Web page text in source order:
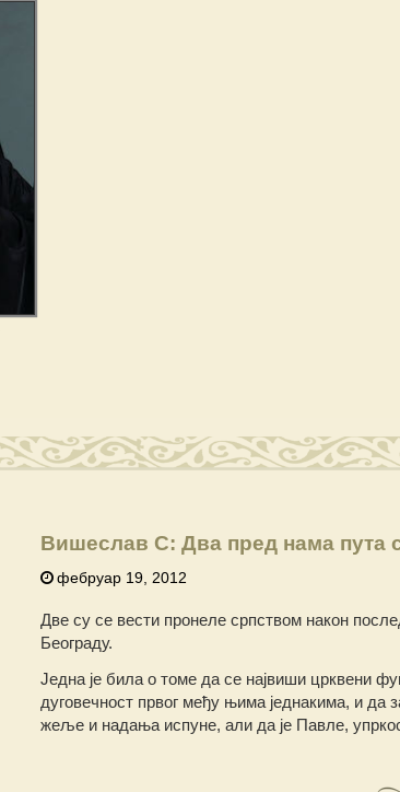
Вишеслав С: Два пред нама пута
фебруар 19, 2012
Две су се вести пронеле српством након
Београду.
Једна је била о томе да се највиши црквени
дуговечност првог међу њима једнакима, и да
жеље и надања испуне, али да је Павле,